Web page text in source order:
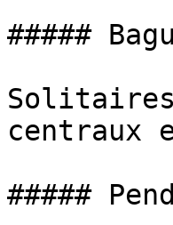
#####
centraux
#####